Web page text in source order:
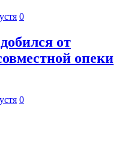
0
от
опеки
0